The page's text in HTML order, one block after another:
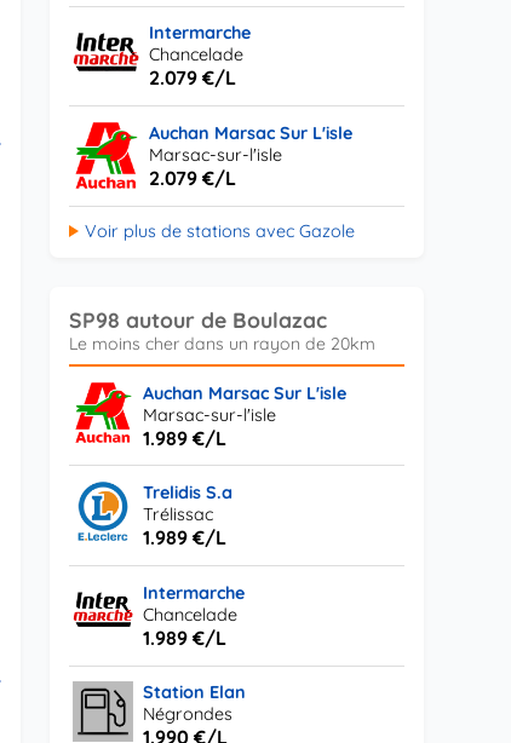
Intermarche
Chancelade
2.079 €/L
Auchan Marsac Sur L'isle
Marsac-sur-l'isle
2.079 €/L
Voir plus de stations avec Gazole
SP98 autour de Boulazac
Auchan Marsac Sur L'isle
Marsac-sur-l'isle
1.989 €/L
Trelidis S.a
Trélissac
1.989 €/L
Intermarche
Chancelade
1.989 €/L
Station Elan
Négrondes
1.990 €/L